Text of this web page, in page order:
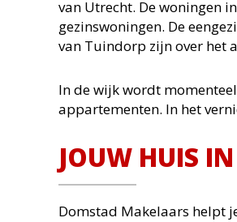
van Utrecht. De woningen
gezinswoningen. De
van Tuindorp zijn over het
In de wijk wordt
appartementen. In het
JOUW HUIS
Domstad Makelaars helpt